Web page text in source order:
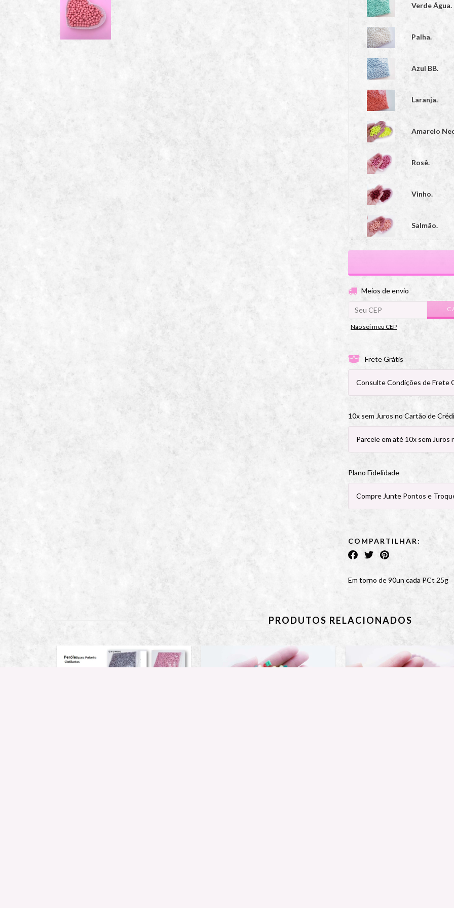
Verde Água.
Palha.
Azul BB.
Laranja.
Amarelo
Rosê.
Vinho.
Salmão.
Amarelo 002
Azul 85
Verde
Entregas para o CEP:
Meios de envio
Não sei meu CEP
Frete Grátis
Consulte Condições de Frete
10x sem Juros no Cartão de
Parcele em até 10x sem
Plano Fidelidade
Compre Junte Pontos e
COMPARTILHAR:
Em torno de 90un cada PCt 25g
PRODUTOS RELACIONADOS